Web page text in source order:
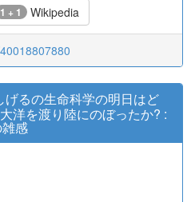
1 + 1 Wikipedia
げるの生命科学の明日はど
洋を渡り陸にのぼったか? :
感